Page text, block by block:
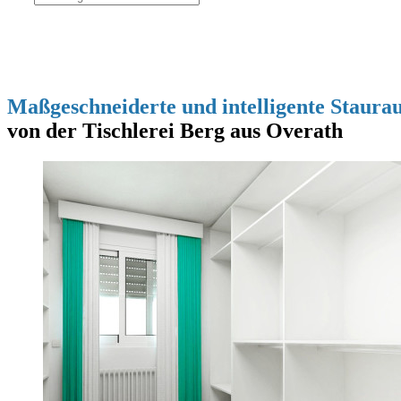
Maßgeschneiderte und intelligente
von der Tischlerei Berg aus Overath